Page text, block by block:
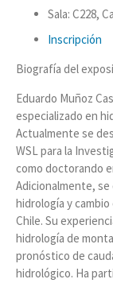
Sala: C228,
Inscripción
Biografía del
Eduardo Muñoz
especializado en
Actualmente se
WSL para la
como doctorando
Adicionalmente,
hidrología y
Chile. Su
hidrología de
pronóstico de
hidrológico. Ha